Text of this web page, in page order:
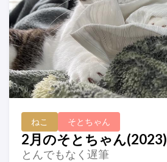
ねこ そとちゃん
2月のそとちゃん(2023)
とんでもなく遅筆